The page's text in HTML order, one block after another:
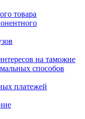
товара
на таможне
способов
платежей